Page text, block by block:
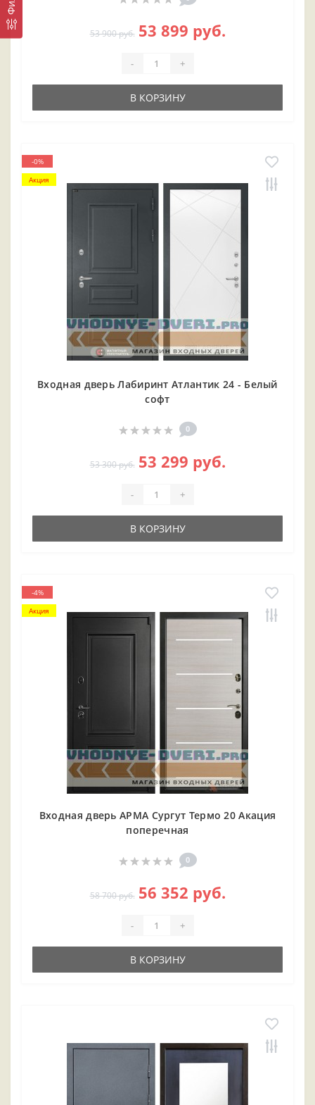
53 900 руб. 53 899 руб.
- +
В КОРЗИНУ
-0%
Акция
Входная дверь Лабиринт Атлантик 24 - Белый
софт
0
53 300 руб. 53 299 руб.
- +
В КОРЗИНУ
-4%
Акция
Входная дверь АРМА Сургут Термо 20 Акация
поперечная
0
58 700 руб. 56 352 руб.
- +
В КОРЗИНУ